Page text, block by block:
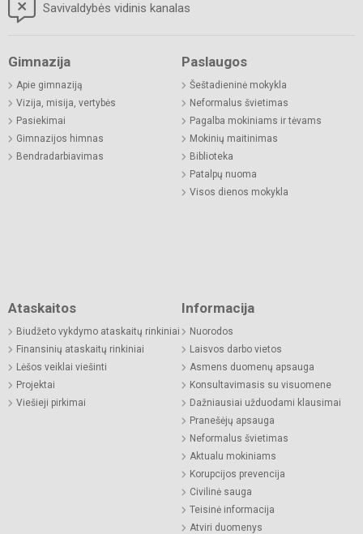
Savivaldybės vidinis kanalas
Gimnazija
Apie gimnaziją
Vizija, misija, vertybės
Pasiekimai
Gimnazijos himnas
Bendradarbiavimas
Paslaugos
Šeštadieninė mokykla
Neformalus švietimas
Pagalba mokiniams ir tėvams
Mokinių maitinimas
Biblioteka
Patalpų nuoma
Visos dienos mokykla
Ataskaitos
Biudžeto vykdymo ataskaitų rinkiniai
Finansinių ataskaitų rinkiniai
Lėšos veiklai viešinti
Projektai
Viešieji pirkimai
Informacija
Nuorodos
Laisvos darbo vietos
Asmens duomenų apsauga
Konsultavimasis su visuomene
Dažniausiai užduodami klausimai
Pranešėjų apsauga
Neformalus švietimas
Aktualu mokiniams
Korupcijos prevencija
Civilinė sauga
Teisinė informacija
Atviri duomenys